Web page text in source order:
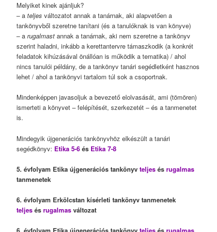
Melyiket kinek ajánljuk?
– ateljes változatot annak a tanárnak, aki alapvetően a
tankönyvből szeretne tanítani (és a tanulóknak is van könyve)
– arugalmast annak a tanárnak, aki nem szeretne a tankönyv
szerint haladni, inkább a kerettantervre támaszkodik (a konkrét
feladatok kihúzásával önállóan is működik a tematika) / ahol
nincs tanulói példány, de a tankönyv tanári segédletként hasznos
lehet / ahol a tankönyvi tartalom túl sok a csoportnak.
Mindenképpen javasoljuk a bevezető elolvasását, ami (tömören)
ismerteti a könyvet – felépítését, szerkezetét – és a tanmenetet
is.
Mindegyik újgenerációs tankönyvhöz elkészült a tanári
segédkönyv: Etika 5-6 és Etika 7-8
5. évfolyam Etika újgenerációs tankönyvteljes ésrugalmas
tanmenetek
6. évfolyam Erkölcstan kísérleti tankönyv tanmenetek
teljes ésrugalmas változat